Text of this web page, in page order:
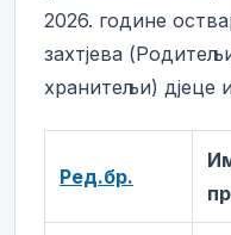
2026. године
захтјева
хранитељи) дјеце
Ред.бр.